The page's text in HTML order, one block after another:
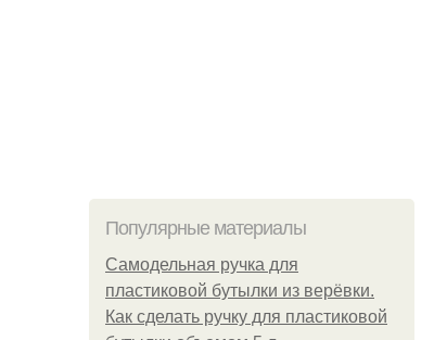
Популярные материалы
Самодельная ручка для
пластиковой бутылки из верёвки.
Как сделать ручку для пластиковой